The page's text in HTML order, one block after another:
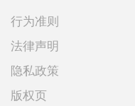
行为准则
法律声明
隐私政策
版权页